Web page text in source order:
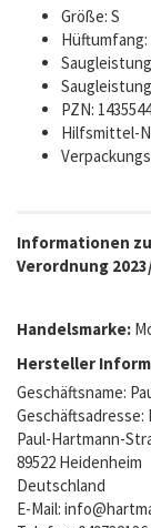
Größe: S
Hüftumfang:
PZN:
Hilfsmittel-
Informationen
Verordnung
Handelsmarke:
Hersteller
Geschäftsname:
Geschäftsadresse:
Paul-Hartmann-
89522 Heidenheim
Deutschland
E-Mail: